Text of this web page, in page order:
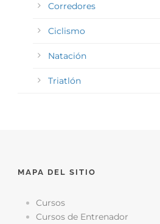
Corredores
Ciclismo
Natación
Triatlón
MAPA DEL SITIO
Cursos
Cursos de Entrenador